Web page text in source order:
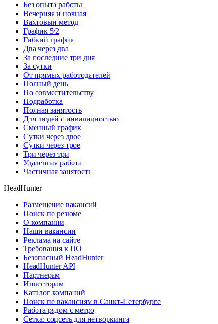
Без опыта работы
Вечерняя и ночная
Вахтовый метод
График 5/2
Гибкий график
Два через два
За последние три дня
За сутки
От прямых работодателей
Полный день
По совместительству
Подработка
Полная занятость
Для людей с инвалидностью
Сменный график
Сутки через двое
Сутки через трое
Три через три
Удаленная работа
Частичная занятость
HeadHunter
Размещение вакансий
Поиск по резюме
О компании
Наши вакансии
Реклама на сайте
Требования к ПО
Безопасный HeadHunter
HeadHunter API
Партнерам
Инвесторам
Каталог компаний
Поиск по вакансиям в Санкт-Петербурге
Работа рядом с метро
Сетка: соцсеть для нетворкинга